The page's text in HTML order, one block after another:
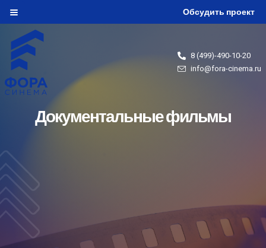
Обсудить проект
8 (499)-490-10-20
info@fora-cinema.ru
Документальные фильмы